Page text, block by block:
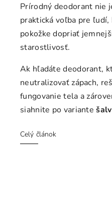
Prírodný deodorant nie
praktická voľba pre
pokožke dopriať
starostlivosť.
Ak hľadáte deodorant,
neutralizovať zápach,
fungovanie tela a
siahnite po variante
Celý článok